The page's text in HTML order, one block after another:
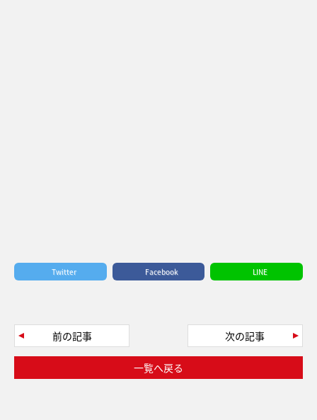
Twitter Facebook LINE
前の記事
一覧へ戻る
次の記事